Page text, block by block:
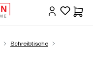
Schreibtische